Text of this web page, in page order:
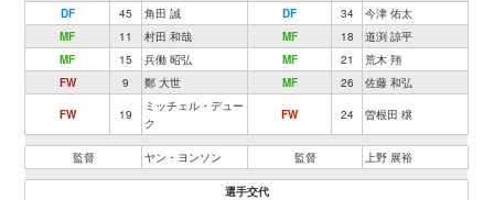
DF
45 角田 誠 DF 34
今津 佑太
MF
11 村田 和哉 MF 18
道渕 諒平
MF
15 兵働 昭弘 MF 21
荒木 翔
FW
9 鄭 大世 MF 26 佐藤 和弘
FW 19
ミッチェル・デュー
ク
FW 24 曽根田 穣
監督 ヤン・ヨンソン 監督 上野 展裕
選手交代